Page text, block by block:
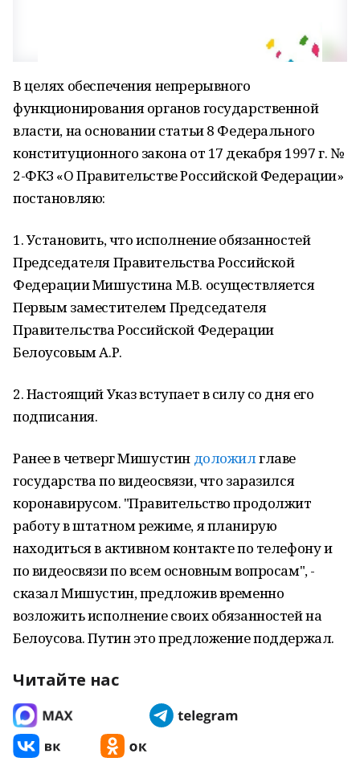
В целях обеспечения непрерывного
функционирования органов государственной
власти, на основании статьи 8 Федерального
конституционного закона от 17 декабря 1997 г. №
2-ФКЗ «О Правительстве Российской Федерации»
постановляю:
1. Установить, что исполнение обязанностей
Председателя Правительства Российской
Федерации Мишустина М.В. осуществляется
Первым заместителем Председателя
Правительства Российской Федерации
Белоусовым А.Р.
2. Настоящий Указ вступает в силу со дня его
подписания.
Ранее в четверг Мишустин доложилглаве
государства по видеосвязи, что заразился
коронавирусом. "Правительство продолжит
работу в штатном режиме, я планирую
находиться в активном контакте по телефону и
по видеосвязи по всем основным вопросам", -
сказал Мишустин, предложив временно
возложить исполнение своих обязанностей на
Белоусова. Путин это предложение поддержал.
Читайте нас